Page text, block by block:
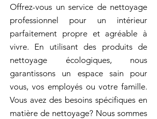
Offrez-vous un service de nettoyage
professionnel pour un intérieur
parfaitement propre et agréable à
vivre. En utilisant des produits de
nettoyage écologiques, nous
garantissons un espace sain pour
vous, vos employés ou votre famille.
Vous avez des besoins spécifiques en
matière de nettoyage? Nous sommes